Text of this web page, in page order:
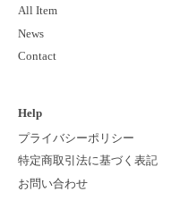
All Item
News
Contact
Help
プライバシーポリシー
特定商取引法に基づく表記
お問い合わせ